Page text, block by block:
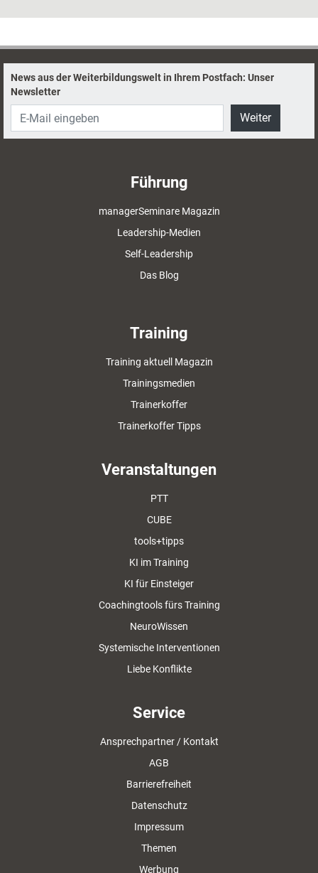
Personal Learning Environments, User
Unternehmen.
News aus der Weiterbildungswelt in Ihrem Postfach: Unser
Newsletter
Weiter
Führung
managerSeminare Magazin
Leadership-Medien
Self-Leadership
Das Blog
Training
Training aktuell Magazin
Trainingsmedien
Trainerkoffer
Trainerkoffer Tipps
Veranstaltungen
PTT
CUBE
tools+tipps
KI im Training
KI für Einsteiger
Coachingtools fürs Training
NeuroWissen
Systemische Interventionen
Liebe Konflikte
Service
Ansprechpartner / Kontakt
AGB
Barrierefreiheit
Datenschutz
Impressum
Themen
Werbung